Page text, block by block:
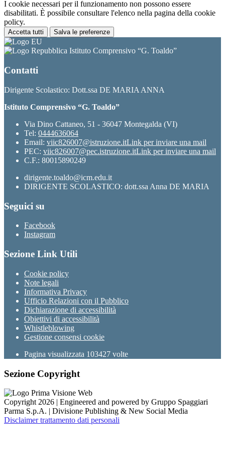
I cookie necessari per il funzionamento non possono essere
disabilitati. È possibile consultare l'elenco nella pagina della cookie
policy.
Accetta tutti Salva le preferenze
Istituto Comprensivo “G. Toaldo”
Contatti
Dirigente Scolastico: Dott.ssa DE MARIA ANNA
Istituto Comprensivo “G. Toaldo”
Via Dino Cattaneo, 51 - 36047 Montegalda (VI)
Tel: 0444636064
Email: viic826007@istruzione.itLink per inviare una mail
PEC: viic826007@pec.istruzione.itLink per inviare una mail
C.F.: 80015890249
dirigente.toaldo@icm.edu.it
DIRIGENTE SCOLASTICO: dott.ssa Anna DE MARIA
Seguici su
Facebook
Instagram
Sezione Link Utili
Cookie policy
Note legali
Informativa Privacy
Ufficio Relazioni con il Pubblico
Dichiarazione di accessibilità
Obiettivi di accessibilità
Whistleblowing
Gestione consensi cookie
Pagina visualizzata 103427 volte
Sezione Copyright
Copyright 2026 | Engineered and powered by Gruppo Spaggiari
Parma S.p.A. | Divisione Publishing & New Social Media
Disclaimer trattamento dati personali